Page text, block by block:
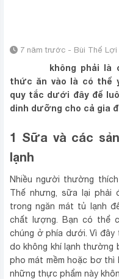
7 năm trước - Bùi Thế Lợi
không phải
thức ăn vào là có thể
quy tắc dưới đây để
dinh dưỡng cho cả gia
1 Sữa và các
lạnh
Nhiều người thường
Thế nhưng, sữa lại
trong ngăn mát tủ lạnh
chất lượng. Bạn có thể
chúng ở phía dưới. Vì
do không khí lạnh thường
pho mát mềm hoặc bơ
những thực phẩm này